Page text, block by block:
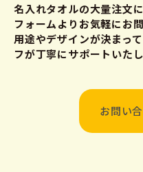
名入れタオルの大量注文
フォームよりお気軽にお
用途やデザインが決まっ
フが丁寧にサポートいたし
お問い